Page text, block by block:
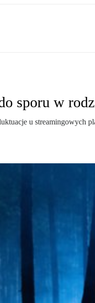
sporu w
u streamingowych